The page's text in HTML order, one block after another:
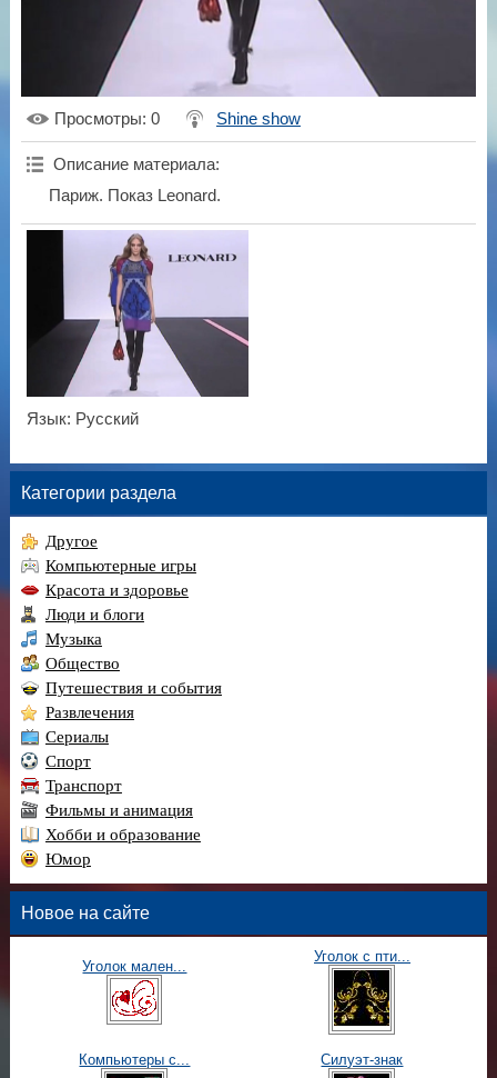
Просмотры: 0 Shine show
Описание материала:
Париж. Показ Leonard.
Язык: Русский
Категории раздела
Другое
Компьютерные игры
Красота и здоровье
Люди и блоги
Музыка
Общество
Путешествия и события
Развлечения
Сериалы
Спорт
Транспорт
Фильмы и анимация
Хобби и образование
Юмор
Новое на сайте
Уголок мален...
Уголок с пти...
Компьютеры с... Силуэт-знак